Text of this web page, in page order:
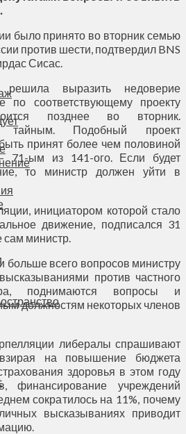
было принято во вторник семью
против шести, подтвердил BNS
Сисас.
решила выразить недоверие
по соответствующему проекту
позднее во вторник.
тайным. Подобный проект
принят более чем половиной
71-ым из 141-ого. Если будет
то министр должен уйти в
инициатором которой стало
движение, подписался 31
сам министр.
больше всего вопросов министру
против частного
поднимаются вопросы и
должностям некоторых членов
либералы спрашивают
на повышение бюджета
здоровья в этом году
финансирование учреждений
сократилось на 11%, почему
высказываниях приводит